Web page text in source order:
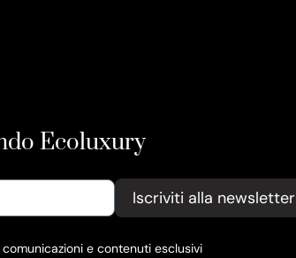
Ecoluxury
Iscriviti alla newsletter
e contenuti esclusivi